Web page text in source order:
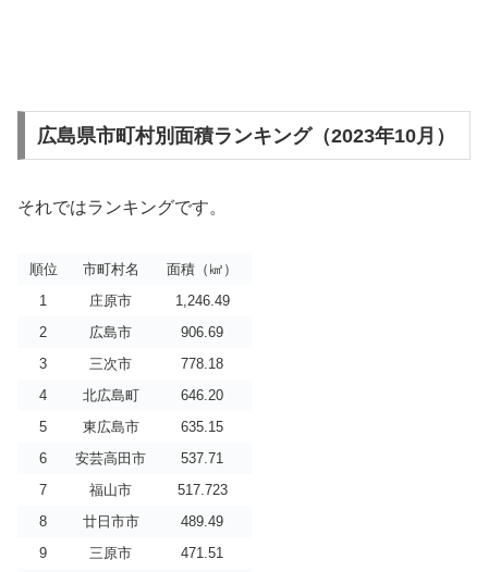
広島県市町村別面積ランキング（2023年10月）
それではランキングです。
順位 市町村名
面積（㎢）
1
庄原市
1,246.49
2
広島市
906.69
3
三次市
778.18
4
北広島町
646.20
5
東広島市
635.15
6
安芸高田市
537.71
7
福山市
517.723
8
廿日市市
489.49
9
三原市
471.51